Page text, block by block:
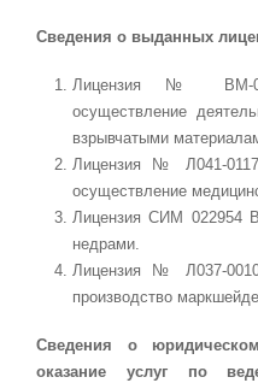
Сведения о выданных
Лицензия № ВМ-
осуществление
взрывчатыми
Лицензия № Л041-
осуществление
Лицензия СИМ 022954
недрами.
Лицензия № Л037-
производство
Сведения о
оказание услуг по